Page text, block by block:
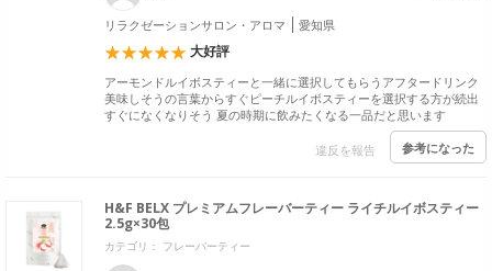
リラクゼーションサロン・アロマ 愛知県
大好評
アーモンドルイボスティーと一緒に選択してもらうアフタードリンク
美味しそうの言葉からすぐピーチルイボスティーを選択する方が続出
すぐになくなりそう 夏の時期に飲みたくなる一品だと思います
違反を報告 参考になった
H&F BELX プレミアムフレーバーティー ライチルイボスティー
2.5g×30包
カテゴリ： フレーバーティー